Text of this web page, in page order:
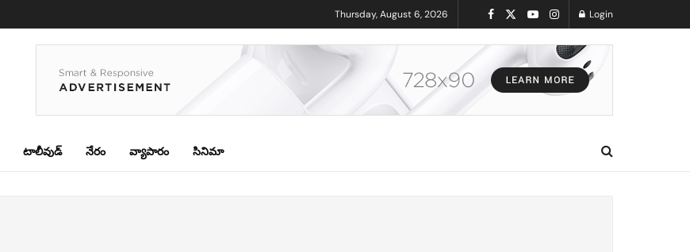
Thursday, August 6, 2026 Login
టాలీవుడ్ నేరం వ్యాపారం సినిమా